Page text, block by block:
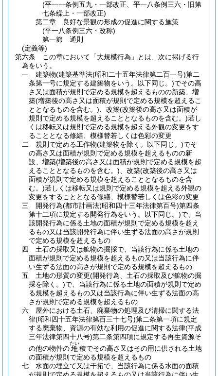
(平一一条例五九・一部改正、平一八条例三六・旧第
七条繰上・一部改正)
第二章
良好な景観の形成の促進に関する施策
(平一八条例三六・改称)
第一節
通則
(定義等)
第六条
この章において「大規模行為」とは、次に掲げる行
為をいう。
一
建築物(建築基準法(昭和二十五年法律第二百一号)第二
条第一号に規定する建築物をいう。以下同じ。)でその高
さ又は面積が規則で定める規模を超えるものの新築、増
築(増築後の高さ又は面積が規則で定める規模を超えるこ
ととなるものを含む。) 、改築(改築後の高さ又は面積が
規則で定める規模を超えることとなるものを含む。)若し
くは移転又は規則で定める規模を超える外観の変更をす
ることとなる修繕、模様替若しくは色彩の変更
二
規則で定める工作物(建築物を除く。以下同じ。)でそ
の高さ又は面積が規則で定める規模を超えるものの新
設、増築(増築後の高さ又は面積が規則で定める規模を超
えることとなるものを含む。) 、改築(改築後の高さ又は
面積が規則で定める規模を超えることとなるものを含
む。)若しくは移転又は規則で定める規模を超える外観の
変更をすることとなる修繕、模様替若しくは色彩の変更
三
開発行為(都市計画法(昭和四十三年法律第百号)第四条
第十二項に規定する開発行為をいう。以下同じ。)で、当
該開発行為に係る土地の面積が規則で定める規模を超え
るもの又は当該開発行為に伴い生ずる法面の高さが規則
で定める規模を超えるもの
四
土石の採取又は鉱物の掘採で、当該行為に係る土地の
面積が規則で定める規模を超えるもの又は当該行為に伴
い生ずる法面の高さが規則で定める規模を超えるもの
五
土地の形質の変更(開発行為、土石の採取及び鉱物の掘
採を除く。)で、当該行為に係る土地の面積が規則で定め
る規模を超えるもの又は当該行為に伴い生ずる法面の高
さが規則で定める規模を超えるもの
六
屋外における土石、廃棄物の処理及び清掃に関する法
律(昭和四十五年法律第百三十七号)第二条第一項に規定
する廃棄物、資源の有効な利用の促進に関する法律(平成
三年法律第四十八号)第二条第四項に規定する再生資源そ
の他の物件の堆
たい
積でその高さ又はその用に供される土地
の面積が規則で定める規模を超えるもの
七
水面の埋立て又は干拓で、当該行為に係る水面の面積